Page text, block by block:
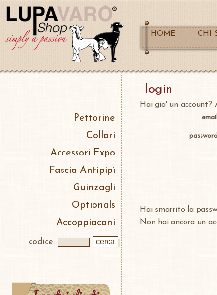
HOME CHI
Pettorine
Collari
Accessori Expo
Fascia Antipipì
Guinzagli
Optionals
Accoppiacani
codice:
login
Hai gia' un account?
email
password
Hai smarrito la
Non hai ancora un